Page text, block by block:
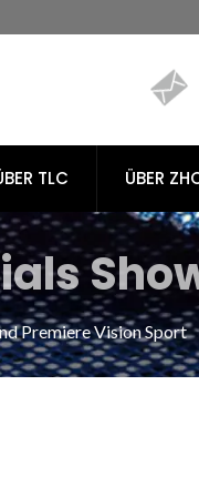
TLC ÜBER
Premiere Vision Sport